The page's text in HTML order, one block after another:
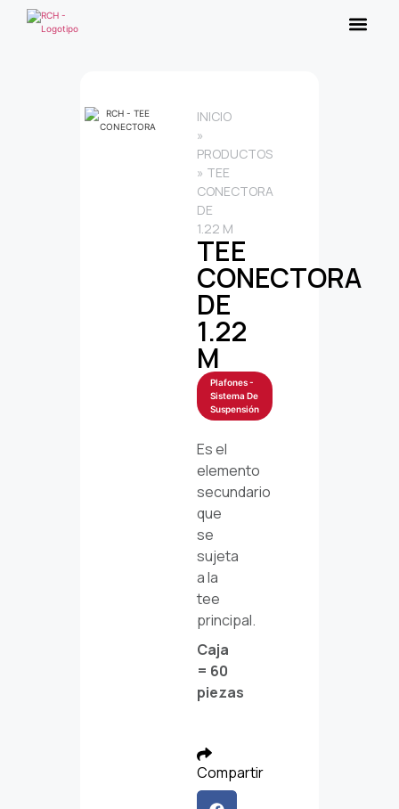
INICIO
»
PRODUCTOS
» TEE
CONECTORA
DE
1.22 M
TEE
CONECTORA
DE
1.22
M
Plafones -
Sistema De
Suspensión
Es el
elemento
secundario
que
se
sujeta
a la
tee
principal.
Caja
= 60
piezas
Compartir